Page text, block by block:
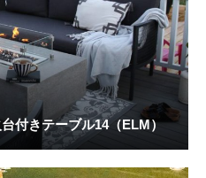
付きテーブル14（ELM）